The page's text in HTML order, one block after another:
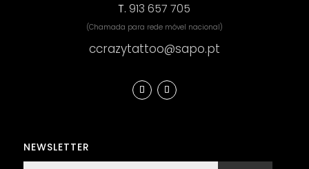
T.913 657 705
(Chamada para rede móvel nacional)
ccrazytattoo@sapo.pt
NEWSLETTER